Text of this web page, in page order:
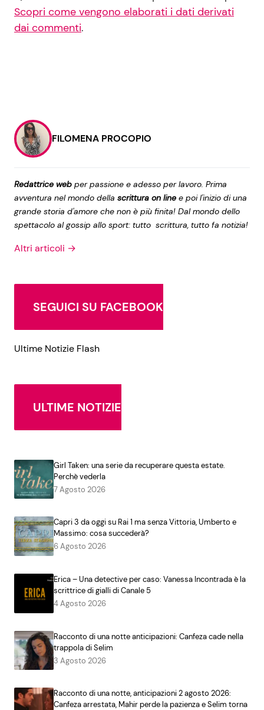
Scopri come vengono elaborati i dati derivati
dai commenti.
FILOMENA PROCOPIO
Redattrice web per passione e adesso per lavoro. Prima
avventura nel mondo della scrittura on line e poi l'inizio di una
grande storia d'amore che non è più finita! Dal mondo dello
spettacolo al gossip allo sport: tutto scrittura, tutto fa notizia!
Altri articoli →
SEGUICI SU FACEBOOK
Ultime Notizie Flash
ULTIME NOTIZIE
Girl Taken: una serie da recuperare questa estate.
Perchè vederla
7 Agosto 2026
Capri 3 da oggi su Rai 1 ma senza Vittoria, Umberto e
Massimo: cosa succederà?
6 Agosto 2026
Erica – Una detective per caso: Vanessa Incontrada è la
scrittrice di gialli di Canale 5
4 Agosto 2026
Racconto di una notte anticipazioni: Canfeza cade nella
trappola di Selim
3 Agosto 2026
Racconto di una notte, anticipazioni 2 agosto 2026:
Canfeza arrestata, Mahir perde la pazienza e Selim torna